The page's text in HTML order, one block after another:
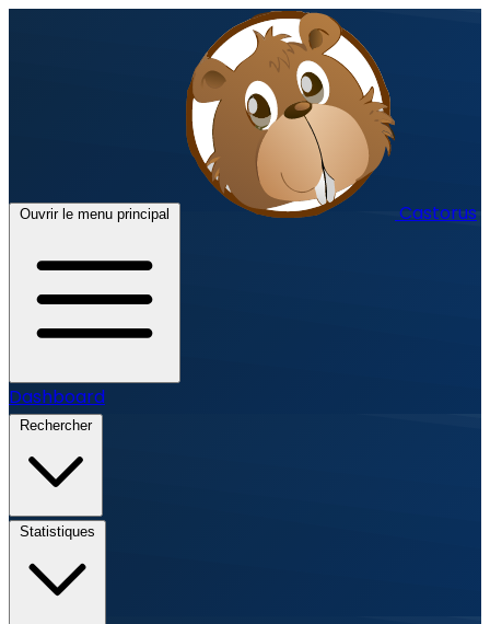
Ouvrir le menu principal Castorus
Dashboard
Rechercher
Statistiques